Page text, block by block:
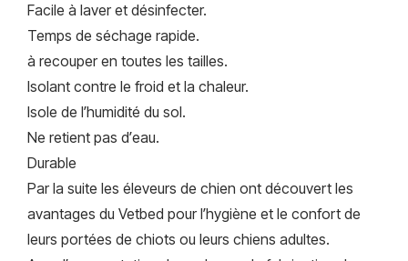
Facile à laver et désinfecter.
Temps de séchage rapide.
à recouper en toutes les tailles.
Isolant contre le froid et la chaleur.
Isole de l’humidité du sol.
Ne retient pas d’eau.
Durable
Par la suite les éleveurs de chien ont découvert les
avantages du Vetbed pour l’hygiène et le confort de
leurs portées de chiots ou leurs chiens adultes.